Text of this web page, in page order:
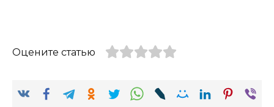
Оцените статью